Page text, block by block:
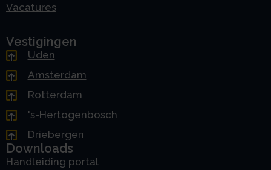
Vacatures
Vestigingen
Uden
Amsterdam
Rotterdam
's-Hertogenbosch
Driebergen
Downloads
Handleiding portal